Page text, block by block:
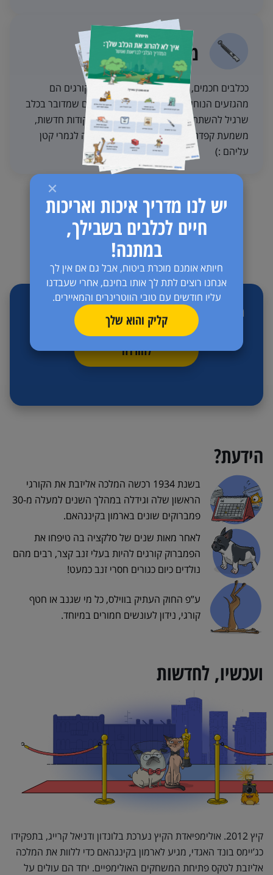
יש לנו מדריך איכות ואריכות
חיים לכלבים בשבילך,
במתנה!
חיותא אומנם מוכרת ביטוח, אבל גם אם אין לך
אנחנו רוצים לתת לך אותו בחינם, אחרי שעבדנו
עליו חודשים עם טובי הווטרינרים והמאיירים.
קליק והוא שלך
מילה של מאלף
ככלבים חכמים, צייתנים ואוהבים לרצות, הקורגים הם
מהגזעים הנוחים יותר לאילוף. אל תשכחו גם שמדובר בכלב
שרגיל להשתתף בתצוגות ותערוכות כך שפקודות חדשות,
משמעת קפדנית ואפילו תרגילים מורכבים זה לגמרי קטן
עליהם :)
מדריך במתנה - הדרך לאושר ובריאות לכלב ולכלבה
להורדה
הידעת?
בשנת 1934 רכשה המלכה אליזבת את הקורגי
הראשון שלה וגידלה במהלך השנים למעלה מ-30
פמברוקים שונים בארמון בקינגהאם.
לאחר מאות שנים של סלקציה בה טיפחו את
הפמברוק קורגים להיות בעלי זנב קצר, רבים מהם
נולדים כיום כגורים חסרי זנב כמעט!
ע”פ החוק העתיק בווילס, כל מי שגנב או חטף
קורגי, נידון לעונשים חמורים במיוחד.
ועכשיו, לחדשות
קיץ 2012. אולימפיאדת הקיץ נערכת בלונדון ודניאל קרייג, בתפקידו
כג’יימס בונד האגדי, מגיע לארמון בקינגהאם כדי ללוות את המלכה
אליזבת לטקס פתיחת המשחקים האולימפיים. יחד הם עולים על